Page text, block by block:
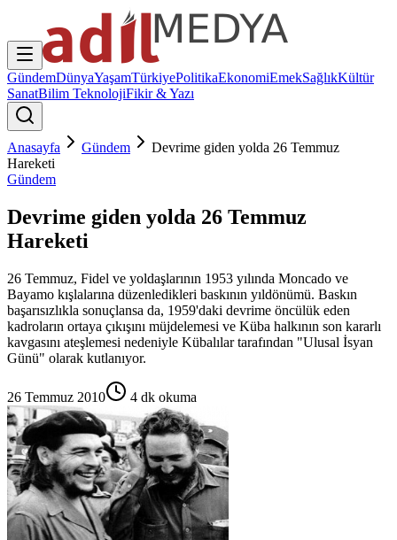
GündemDünyaYaşamTürkiyePolitikaEkonomiEmekSağlıkKültür
SanatBilim TeknolojiFikir & Yazı
Anasayfa Gündem
Devrime giden yolda 26 Temmuz
Hareketi
Gündem
Devrime giden yolda 26 Temmuz
Hareketi
26 Temmuz, Fidel ve yoldaşlarının 1953 yılında Moncado ve
Bayamo kışlalarına düzenledikleri baskının yıldönümü. Baskın
başarısızlıkla sonuçlansa da, 1959'daki devrime öncülük eden
kadroların ortaya çıkışını müjdelemesi ve Küba halkının son kararlı
kavgasını ateşlemesi nedeniyle Kübalılar tarafından "Ulusal İsyan
Günü" olarak kutlanıyor.
26 Temmuz 2010 4 dk okuma